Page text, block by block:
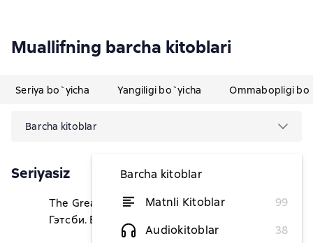
Muallifning barcha kitoblari
Seriya bo`yicha Yangiligi bo`yicha Ommabopligi
Barcha kitoblar
Barcha kitoblar
Matnli Kitoblar
99
Audiokitoblar
38
Seriyasiz
The Great Gatsby / Великий
Гэтсби. B1-B2
dan 43 764,64 soʻm